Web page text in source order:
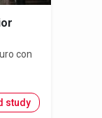
con
study